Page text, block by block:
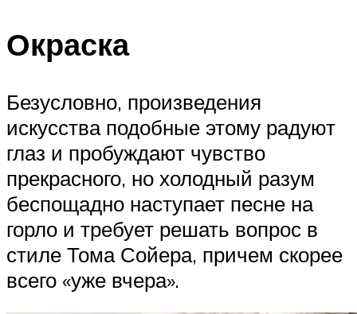
Окраска
Безусловно, произведения
искусства подобные этому радуют
глаз и пробуждают чувство
прекрасного, но холодный разум
беспощадно наступает песне на
горло и требует решать вопрос в
стиле Тома Сойера, причем скорее
всего «уже вчера».